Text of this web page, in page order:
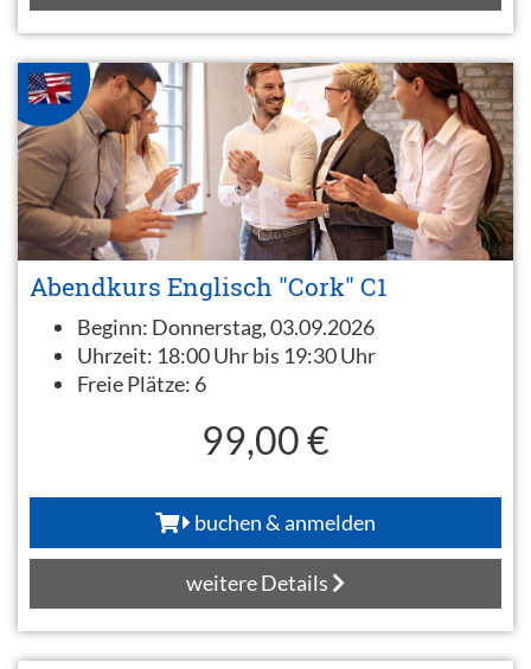
Abendkurs Englisch "Cork" C1
Beginn: Donnerstag, 03.09.2026
Uhrzeit: 18:00 Uhr bis 19:30 Uhr
Freie Plätze: 6
99,00 €
buchen & anmelden
weitere Details